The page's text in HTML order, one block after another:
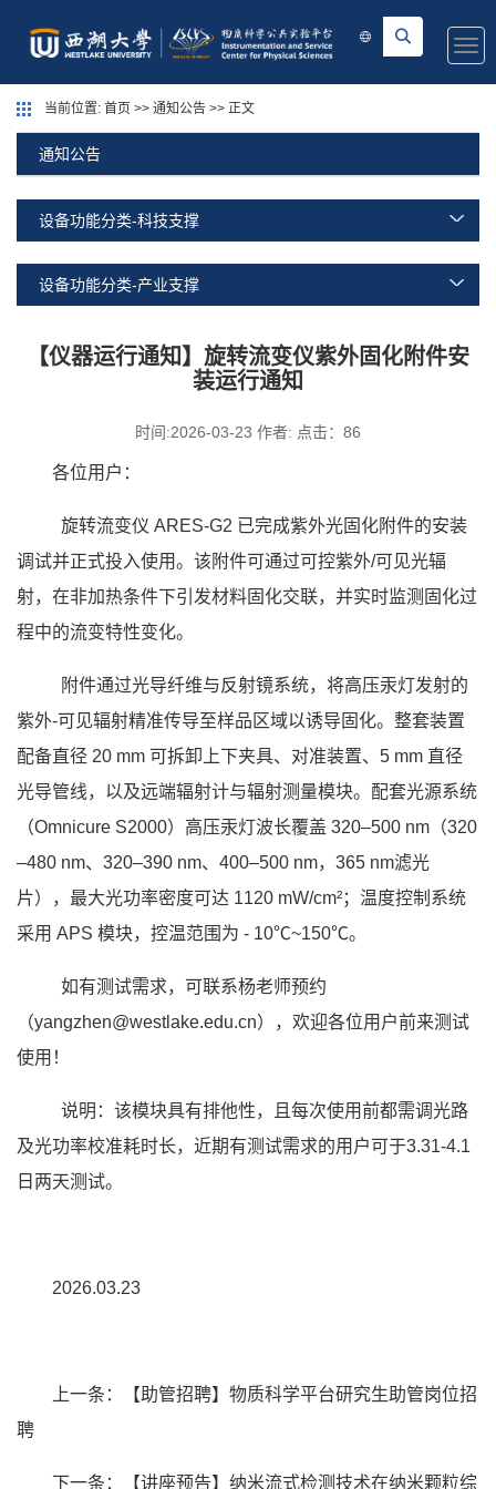
当前位置: 首页 >> 通知公告 >> 正文
通知公告
设备功能分类-科技支撑
设备功能分类-产业支撑
【仪器运行通知】旋转流变仪紫外固化附件安
装运行通知
时间:2026-03-23 作者: 点击： 86
各位用户：
旋转流变仪 ARES-G2 已完成紫外光固化附件的安装
调试并正式投入使用。该附件可通过可控紫外/可见光辐
射，在非加热条件下引发材料固化交联，并实时监测固化过
程中的流变特性变化。
附件通过光导纤维与反射镜系统，将高压汞灯发射的
紫外-可见辐射精准传导至样品区域以诱导固化。整套装置
配备直径 20 mm 可拆卸上下夹具、对准装置、5 mm 直径
光导管线，以及远端辐射计与辐射测量模块。配套光源系统
（Omnicure S2000）高压汞灯波长覆盖 320–500 nm（320
–480 nm、320–390 nm、400–500 nm，365 nm滤光
片），最大光功率密度可达 1120 mW/cm²；温度控制系统
采用 APS 模块，控温范围为 - 10℃~150℃。
如有测试需求，可联系杨老师预约
（yangzhen@westlake.edu.cn），欢迎各位用户前来测试
使用！
说明：该模块具有排他性，且每次使用前都需调光路
及光功率校准耗时长，近期有测试需求的用户可于3.31-4.1
日两天测试。
2026.03.23
上一条：
【助管招聘】物质科学平台研究生助管岗位招
聘
下一条： 【讲座预告】纳米流式检测技术在纳米颗粒综